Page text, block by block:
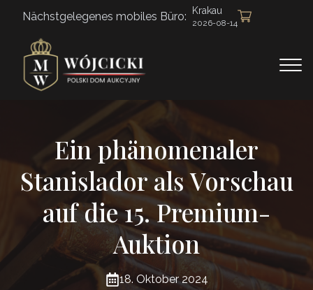
Nächstgelegenes mobiles Büro: Krakau
2026-08-14
Ein phänomenaler
Stanislador als Vorschau
auf die 15. Premium-
Auktion
18. Oktober 2024